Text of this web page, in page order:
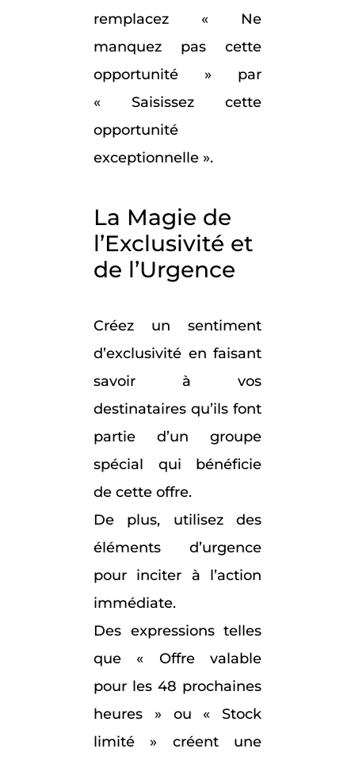
remplacez « Ne
manquez pas cette
opportunité » par
« Saisissez cette
opportunité
exceptionnelle ».
La Magie de
l’Exclusivité et
de l’Urgence
Créez un sentiment
d’exclusivité en faisant
savoir à vos
destinataires qu’ils font
partie d’un groupe
spécial qui bénéficie
de cette offre.
De plus, utilisez des
éléments d’urgence
pour inciter à l’action
immédiate.
Des expressions telles
que « Offre valable
pour les 48 prochaines
heures » ou « Stock
limité » créent une